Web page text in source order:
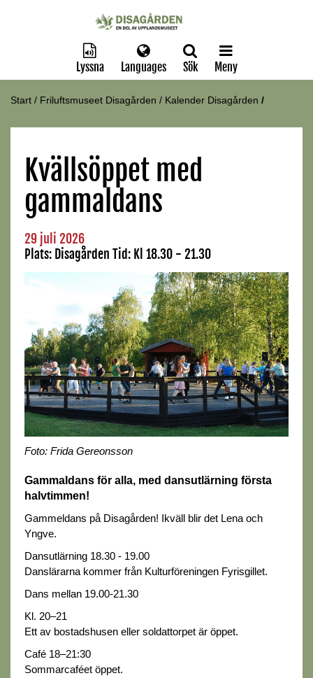
Lyssna Languages Sök Meny
Start / Friluftsmuseet Disagården / Kalender Disagården /
Kvällsöppet med
gammaldans
29 juli 2026
Plats: Disagården Tid: Kl 18.30 - 21.30
Foto: Frida Gereonsson
Gammaldans för alla, med dansutlärning första
halvtimmen!
Gammeldans på Disagården! Ikväll blir det Lena och
Yngve.
Dansutlärning 18.30 - 19.00
Danslärarna kommer från Kulturföreningen Fyrisgillet.
Dans mellan 19.00-21.30
Kl. 20–21
Ett av bostadshusen eller soldattorpet är öppet.
Café 18–21:30
Sommarcaféet öppet.